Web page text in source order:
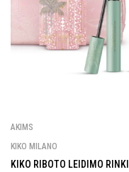
AKIMS
KIKO MILANO
KIKO RIBOTO LEIDIMO